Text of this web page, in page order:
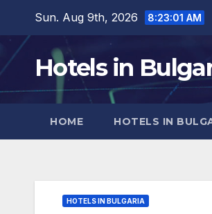
content
Sun. Aug 9th, 2026 8:23:02 AM
Hotels in
HOME HOTELS IN
HOTELS IN BULGARIA